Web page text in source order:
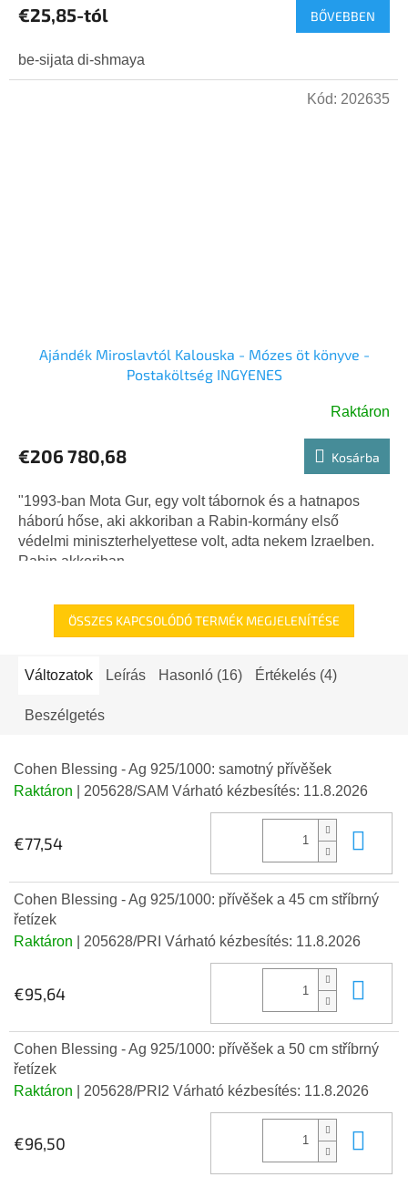
€25,85-tól BŐVEBBEN
be-sijata di-shmaya
Ajándék Miroslavtól Kalouska - Mózes öt könyve -
Postaköltség INGYENES
Raktáron
€206 780,68 Kosárba
"1993-ban Mota Gur, egy volt tábornok és a hatnapos
háború hőse, aki akkoriban a Rabin-kormány első
védelmi miniszterhelyettese volt, adta nekem Izraelben.
Rabin akkoriban...
Kód: 202635
ÖSSZES KAPCSOLÓDÓ TERMÉK MEGJELENÍTÉSE
Változatok Leírás Hasonló (16) Értékelés (4)
Beszélgetés
Cohen Blessing - Ag 925/1000: samotný přívěšek
Raktáron
| 205628/SAM Várható kézbesítés: 11.8.2026
€77,54
Cohen Blessing - Ag 925/1000: přívěšek a 45 cm stříbrný
řetízek
Raktáron
| 205628/PRI Várható kézbesítés: 11.8.2026
€95,64
Cohen Blessing - Ag 925/1000: přívěšek a 50 cm stříbrný
řetízek
Raktáron
| 205628/PRI2 Várható kézbesítés: 11.8.2026
€96,50